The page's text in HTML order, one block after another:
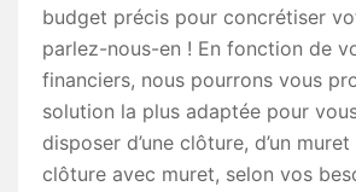
budget précis pour concrétiser
parlez-nous-en ! En fonction de
financiers, nous pourrons vous
solution la plus adaptée pour
disposer d’une clôture, d’un muret
clôture avec muret, selon vos